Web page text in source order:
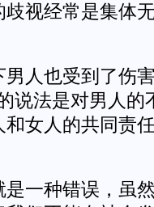
视经常是集体
人也受到了伤
说法是对男人的
女人的共同责
一种错误，虽